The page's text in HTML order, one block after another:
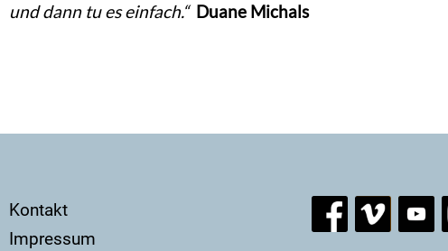
und dann tu es einfach.“ Duane Michals
Secondary
menu
Kontakt
Impressum